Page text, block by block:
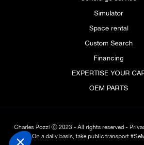
Simulator
Space rental
Custom Search
Financing
EXPERTISE YOUR
OEM PARTS
Charles Pozzi Ⓒ 2023 - All rights reserved -
On a daily basis, take public transport